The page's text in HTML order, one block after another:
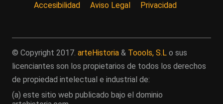
Accesibilidad
Aviso Legal Privacidad
© Copyright 2017. arteHistoria & Toools, S.L o sus
licenciantes son los propietarios de todos los derechos
de propiedad intelectual e industrial de:
(a) este sitio web publicado bajo el dominio